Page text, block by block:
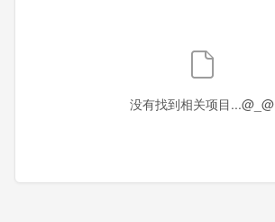
台湾
没有找到相关项目...@_@